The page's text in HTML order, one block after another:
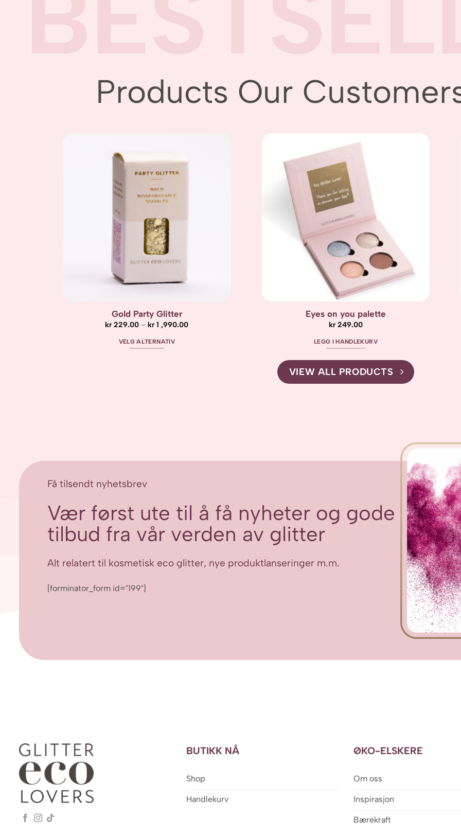
Products Our
Gold Party Glitter
kr229.00 – kr1 ,990.00Prisområde:
VELG ALTERNATIV
produktsiden
Eyes on you palette
kr249.00
LEGG I HANDLEKURV
VIEW ALL PRODUCTS
Få tilsendt nyhetsbrev
Vær først ute til å få nyheter og gode
tilbud fra vår verden av glitter
Alt relatert til kosmetisk eco glitter, nye produktlanseringer m.m.
[forminator_form id="199"]
BUTIKK NÅ
Shop
Handlekurv
ØKO-ELSKERE
Om oss
Inspirasjon
Bærekraft